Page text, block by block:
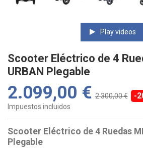
Play videos
Scooter Eléctrico de 4
URBAN Plegable
2.099,00 € 2.300,00 € -
Impuestos incluidos
Scooter Eléctrico de 4 Ruedas
Plegable